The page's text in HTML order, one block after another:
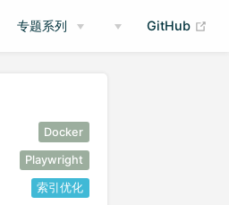
专题系列 GitHub
Docker
Playwright
索引优化